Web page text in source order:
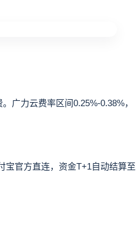
力云费率区间0.25%-0.38%，
官方直连，资金T+1自动结算至